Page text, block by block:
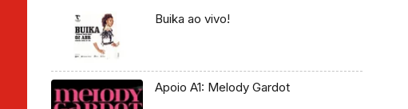
Buika ao vivo!
Apoio A1: Melody Gardot